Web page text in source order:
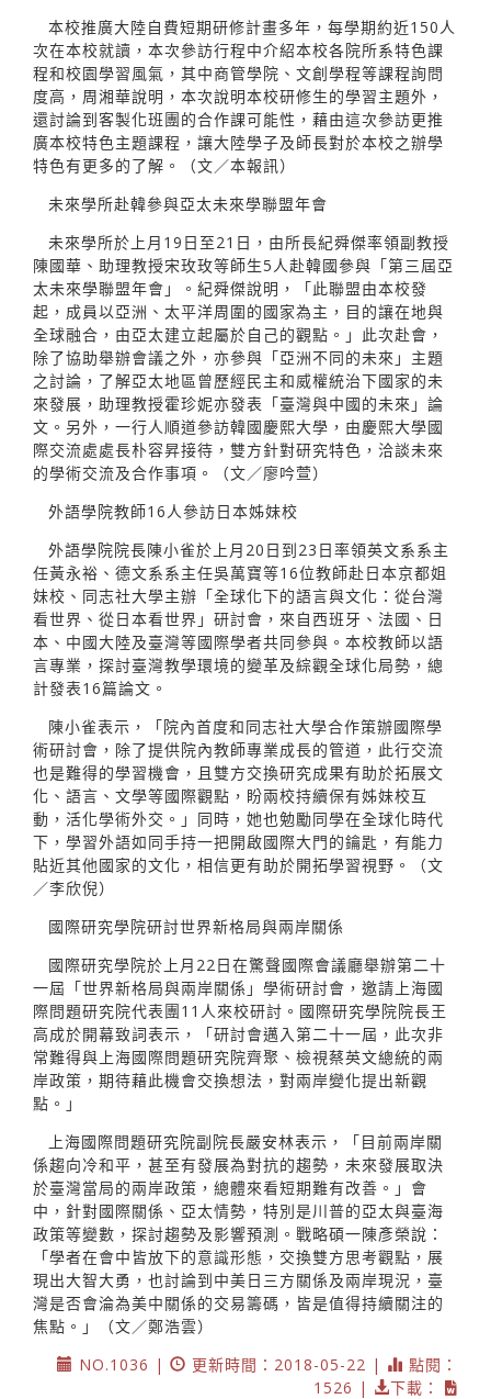
本校推廣大陸自費短期研修計畫多年，每學期約近150人
次在本校就讀，本次參訪行程中介紹本校各院所系特色課
程和校園學習風氣，其中商管學院、文創學程等課程詢問
度高，周湘華說明，本次說明本校研修生的學習主題外，
還討論到客製化班團的合作課可能性，藉由這次參訪更推
廣本校特色主題課程，讓大陸學子及師長對於本校之辦學
特色有更多的了解。（文／本報訊）
未來學所赴韓參與亞太未來學聯盟年會
未來學所於上月19日至21日，由所長紀舜傑率領副教授
陳國華、助理教授宋玫玫等師生5人赴韓國參與「第三屆亞
太未來學聯盟年會」。紀舜傑說明，「此聯盟由本校發
起，成員以亞洲、太平洋周圍的國家為主，目的讓在地與
全球融合，由亞太建立起屬於自己的觀點。」此次赴會，
除了協助舉辦會議之外，亦參與「亞洲不同的未來」主題
之討論，了解亞太地區曾歷經民主和威權統治下國家的未
來發展，助理教授霍珍妮亦發表「臺灣與中國的未來」論
文。另外，一行人順道參訪韓國慶熙大學，由慶熙大學國
際交流處處長朴容昇接待，雙方針對研究特色，洽談未來
的學術交流及合作事項。（文／廖吟萱）
外語學院教師16人參訪日本姊妹校
外語學院院長陳小雀於上月20日到23日率領英文系系主
任黃永裕、德文系系主任吳萬寶等16位教師赴日本京都姐
妹校、同志社大學主辦「全球化下的語言與文化：從台灣
看世界、從日本看世界」研討會，來自西班牙、法國、日
本、中國大陸及臺灣等國際學者共同參與。本校教師以語
言專業，探討臺灣教學環境的變革及綜觀全球化局勢，總
計發表16篇論文。
陳小雀表示，「院內首度和同志社大學合作策辦國際學
術研討會，除了提供院內教師專業成長的管道，此行交流
也是難得的學習機會，且雙方交換研究成果有助於拓展文
化、語言、文學等國際觀點，盼兩校持續保有姊妹校互
動，活化學術外交。」同時，她也勉勵同學在全球化時代
下，學習外語如同手持一把開啟國際大門的鑰匙，有能力
貼近其他國家的文化，相信更有助於開拓學習視野。（文
／李欣倪）
國際研究學院研討世界新格局與兩岸關係
國際研究學院於上月22日在驚聲國際會議廳舉辦第二十
一屆「世界新格局與兩岸關係」學術研討會，邀請上海國
際問題研究院代表團11人來校研討。國際研究學院院長王
高成於開幕致詞表示，「研討會邁入第二十一屆，此次非
常難得與上海國際問題研究院齊聚、檢視蔡英文總統的兩
岸政策，期待藉此機會交換想法，對兩岸變化提出新觀
點。」
上海國際問題研究院副院長嚴安林表示，「目前兩岸關
係趨向冷和平，甚至有發展為對抗的趨勢，未來發展取決
於臺灣當局的兩岸政策，總體來看短期難有改善。」會
中，針對國際關係、亞太情勢，特別是川普的亞太與臺海
政策等變數，探討趨勢及影響預測。戰略碩一陳彥榮說：
「學者在會中皆放下的意識形態，交換雙方思考觀點，展
現出大智大勇，也討論到中美日三方關係及兩岸現況，臺
灣是否會淪為美中關係的交易籌碼，皆是值得持續關注的
焦點。」（文／鄭浩雲）
NO.1036 |
更新時間：2018-05-22 |
點閱：
1526 |
下載：